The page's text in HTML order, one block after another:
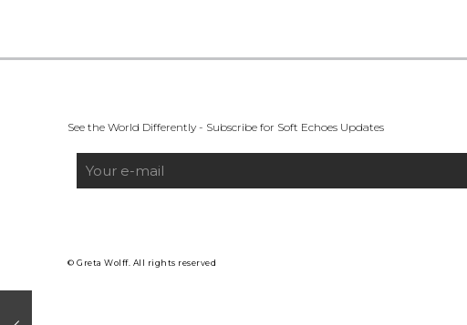
See the World Differently - Subscribe for Soft Echoes Updates
© Greta Wolff. All rights reserved